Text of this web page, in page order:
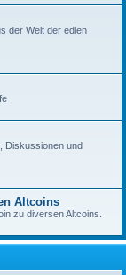
der Welt der edlen
Diskussionen und
Altcoins
zu diversen Altcoins.